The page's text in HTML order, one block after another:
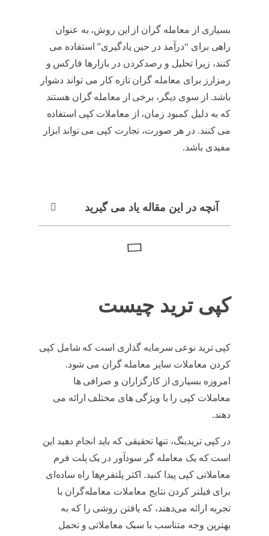
بسیاری از معامله گران از این روش، به عنوان
راهی برای “درآمد در حین یادگیری” استفاده می
کنند، زیرا تحلیل و رصدکردن در بازارها فارکس و
رمزارز برای معامله گران تازه کار می تواند دشوار
باشد. از سوی دیگر، برخی از معامله گران هستند
که به دلیل کمبود زمان، از معاملات کپی استفاده
می کنند. در هر صورت، تجارت کپی می تواند ابزار
مفیدی باشد.
آنچه در این مقاله یاد می گیرید
کپی ترید چیست
کپی ترید نوعی سرمایه گذاری است که شامل کپی
کردن معاملات سایر معامله گران می شود.
امروزه بسیاری از کارگزاران و صرافی ها
معاملات کپی را با ویژگی های مختلف ارائه می
دهند.
در کپی تریدینگ، تنها تحقیقی که باید انجام دهید این
است که یک معامله گر سودآور در یک پلت فرم
معاملاتی کپی پیدا کنید. اکثر پلتفرم‌ها راه ساده‌ای
برای فیلتر کردن نتایج معاملات معامله‌گران با
تجربه ارائه می‌دهند، که یافتن روشی را که به
بهترین وجه متناسب با سبک معاملاتی و تحمل